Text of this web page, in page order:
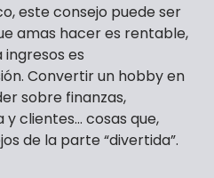
este consejo puede ser
amas hacer es rentable,
es
Convertir un hobby en
sobre finanzas,
clientes… cosas que,
de la parte “divertida”.